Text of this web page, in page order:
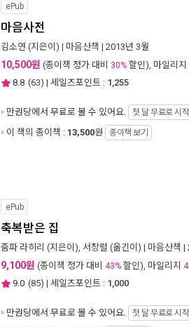
ePub
마음사전
김소연 (지은이) | 마음산책 | 2013년 3월
10,500원 (종이책 정가 대비 30% 할인), 마일리지
8.8 (63) | 세일즈포인트 : 1,255
만권당에서 무료로 볼 수 있어요. 첫 달 무료로 시
이 책의 종이책 : 13,500원 종이책 보기
ePub
축복받은 집
줌파 라히리 (지은이), 서창렬 (옮긴이) | 마음산책 |
9,100원 (종이책 정가 대비 43% 할인), 마일리지
9.0 (85) | 세일즈포인트 : 1,000
만권당에서 무료로 볼 수 있어요. 첫 달 무료로 시